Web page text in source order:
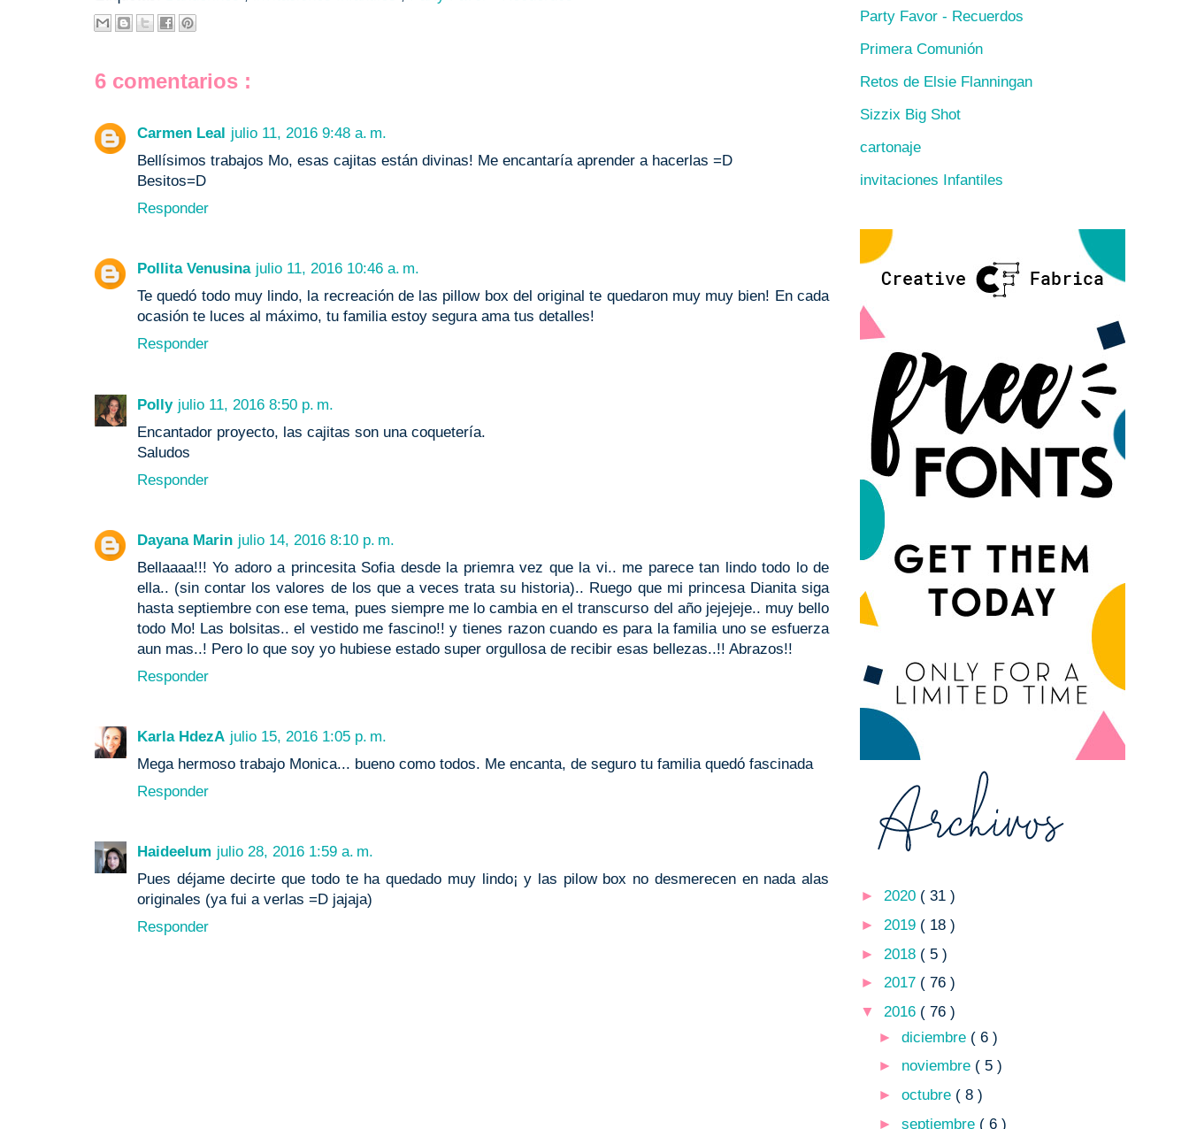
6 comentarios :
Carmen Leal julio 11, 2016 9:48 a. m.
Bellísimos trabajos Mo, esas cajitas están divinas! Me encantaría aprender a hacerlas =D
Besitos=D
Responder
Pollita Venusina julio 11, 2016 10:46 a. m.
Te quedó todo muy lindo, la recreación de las pillow box del original te quedaron muy muy bien! En cada
ocasión te luces al máximo, tu familia estoy segura ama tus detalles!
Responder
Polly julio 11, 2016 8:50 p. m.
Encantador proyecto, las cajitas son una coquetería.
Saludos
Responder
Dayana Marin julio 14, 2016 8:10 p. m.
Bellaaaa!!! Yo adoro a princesita Sofia desde la priemra vez que la vi.. me parece tan lindo todo lo de
ella.. (sin contar los valores de los que a veces trata su historia).. Ruego que mi princesa Dianita siga
hasta septiembre con ese tema, pues siempre me lo cambia en el transcurso del año jejejeje.. muy bello
todo Mo! Las bolsitas.. el vestido me fascino!! y tienes razon cuando es para la familia uno se esfuerza
aun mas..! Pero lo que soy yo hubiese estado super orgullosa de recibir esas bellezas..!! Abrazos!!
Responder
Karla HdezA julio 15, 2016 1:05 p. m.
Mega hermoso trabajo Monica... bueno como todos. Me encanta, de seguro tu familia quedó fascinada
Responder
Haideelum julio 28, 2016 1:59 a. m.
Pues déjame decirte que todo te ha quedado muy lindo¡ y las pilow box no desmerecen en nada alas
originales (ya fui a verlas =D jajaja)
Responder
Party Favor - Recuerdos
Primera Comunión
Retos de Elsie Flanningan
Sizzix Big Shot
cartonaje
invitaciones Infantiles
► 2020 ( 31 )
► 2019 ( 18 )
► 2018 ( 5 )
► 2017 ( 76 )
▼ 2016 ( 76 )
►diciembre ( 6 )
► noviembre ( 5 )
►octubre ( 8 )
►septiembre ( 6 )